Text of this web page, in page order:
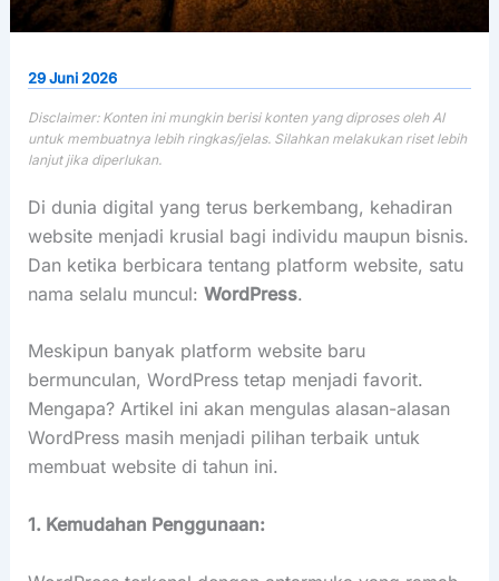
29 Juni 2026
Di dunia digital yang terus berkembang, kehadiran
website menjadi krusial bagi individu maupun bisnis.
Dan ketika berbicara tentang platform website, satu
nama selalu muncul: WordPress.
Meskipun banyak platform website baru
bermunculan, WordPress tetap menjadi favorit.
Mengapa? Artikel ini akan mengulas alasan-alasan
WordPress masih menjadi pilihan terbaik untuk
membuat website di tahun ini.
1. Kemudahan Penggunaan: